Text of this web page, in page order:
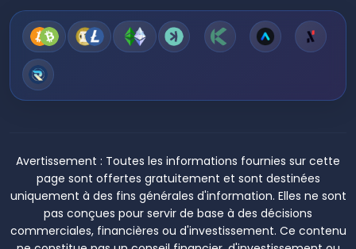
Avertissement : Toutes les informations fournies sur cette
page sont offertes gratuitement et sont destinées
uniquement à des fins générales d'information. Elles ne sont
pas conçues pour servir de base à des décisions
commerciales, financières ou d'investissement. Ce contenu